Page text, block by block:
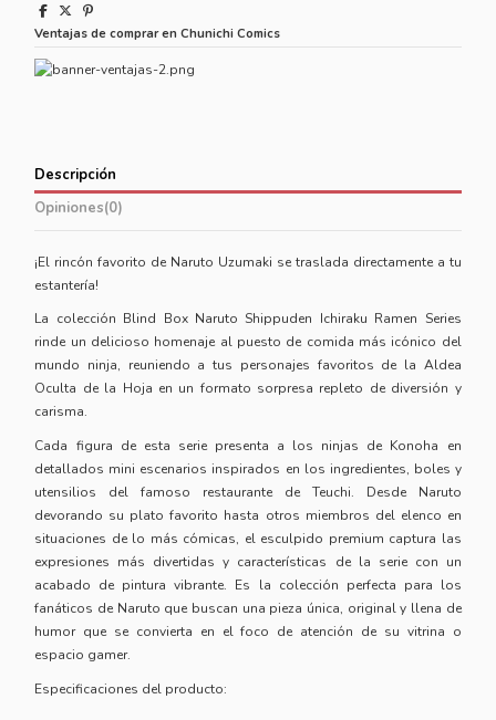
Ventajas de comprar en Chunichi Comics
Descripción
Opiniones(0)
¡El rincón favorito de Naruto Uzumaki se traslada directamente a tu
estantería!
La colección Blind Box Naruto Shippuden Ichiraku Ramen Series
rinde un delicioso homenaje al puesto de comida más icónico del
mundo ninja, reuniendo a tus personajes favoritos de la Aldea
Oculta de la Hoja en un formato sorpresa repleto de diversión y
carisma.
Cada figura de esta serie presenta a los ninjas de Konoha en
detallados mini escenarios inspirados en los ingredientes, boles y
utensilios del famoso restaurante de Teuchi. Desde Naruto
devorando su plato favorito hasta otros miembros del elenco en
situaciones de lo más cómicas, el esculpido premium captura las
expresiones más divertidas y características de la serie con un
acabado de pintura vibrante. Es la colección perfecta para los
fanáticos de Naruto que buscan una pieza única, original y llena de
humor que se convierta en el foco de atención de su vitrina o
espacio gamer.
Especificaciones del producto: